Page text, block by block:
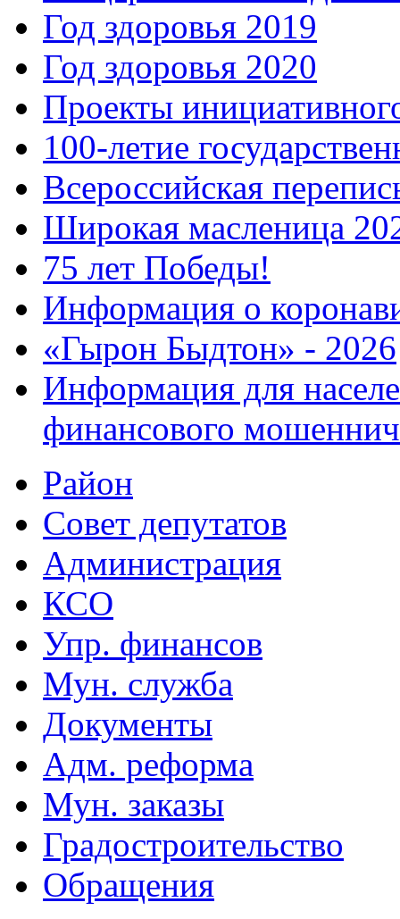
Год здоровья 2019
Год здоровья 2020
Проекты
100-летие
Всероссийская
Широкая масленица
75 лет Победы!
Информация о
«Гырон Быдтон» - 2026
Информация для
финансового
Район
Совет депутатов
Администрация
КСО
Упр. финансов
Мун. служба
Документы
Адм. реформа
Мун. заказы
Градостроительство
Обращения